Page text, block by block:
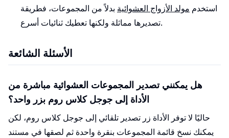
استخدم مولد الأزواج العشوائية بدلاً من المجموعات، فطريقة
تصديرها مماثلة ولكنها تعطيك ثنائيات أسرع.
الأسئلة الشائعة
هل يمكنني تصدير المجموعات العشوائية مباشرة من
الأداة إلى جوجل كلاس روم بزر واحد؟
حاليًا لا توفر الأداة زر تصدير تلقائي إلى جوجل كلاس روم، لكن
يمكنك نسخ قائمة المجموعات بنقرة واحدة ثم لصقها في مستند